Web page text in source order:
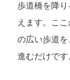
歩道橋を降
えます。こ
の広い歩道
進むだけです